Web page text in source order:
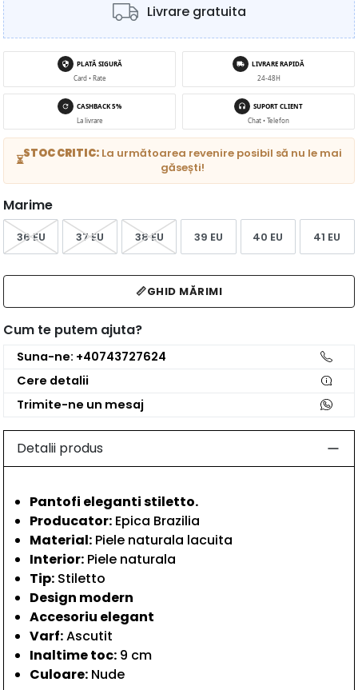
Livrare gratuita
PLATĂ SIGURĂ
Card • Rate
LIVRARE RAPIDĂ
24-48H
CASHBACK 5%
La livrare
SUPORT CLIENT
Chat • Telefon
⏳STOC CRITIC: La următoarea revenire posibil să nu le mai
găsești!
Marime
36 EU 37 EU 38 EU 39 EU 40 EU 41 EU
📏GHID MĂRIMI
Cum te putem ajuta?
Suna-ne: +40743727624
Cere detalii
Trimite-ne un mesaj
Detalii produs
Pantofi eleganti stiletto.
Producator: Epica Brazilia
Material: Piele naturala lacuita
Interior: Piele naturala
Tip: Stiletto
Design modern
Accesoriu elegant
Varf:Ascutit
Inaltime toc: 9 cm
Culoare: Nude